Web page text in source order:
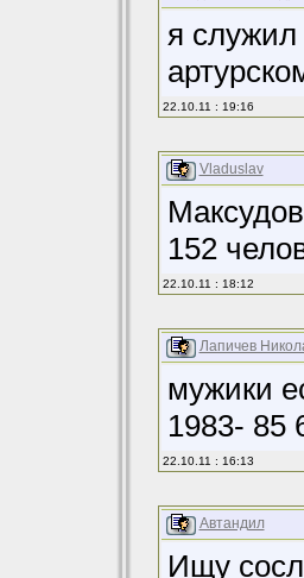
я служил
22.10.11 : 19:16
Vladuslav
152
22.10.11 : 18:12
Лапичев
мужики
1983- 85
22.10.11 : 16:13
Автандил
Ищу